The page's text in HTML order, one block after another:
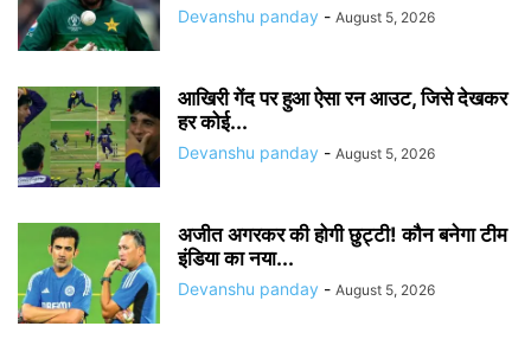
Devanshu panday - August 5, 2026
आखिरी गेंद पर हुआ ऐसा रन आउट, जिसे देखकर
हर कोई...
Devanshu panday - August 5, 2026
अजीत अगरकर की होगी छुट्टी! कौन बनेगा टीम
इंडिया का नया...
Devanshu panday - August 5, 2026